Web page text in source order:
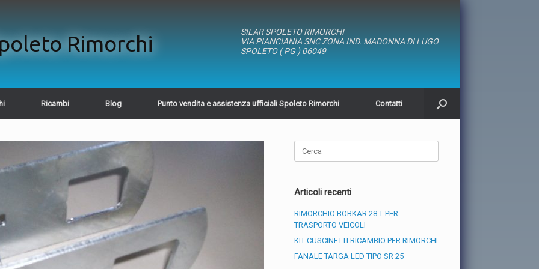
Rimorchi
SILAR SPOLETO RIMORCHI
VIA PIANCIANIA SNC ZONA IND. MADONNA DI LUGO
SPOLETO ( PG ) 06049
Ricambi Blog Punto vendita e assistenza ufficiali Spoleto Rimorchi Contatti
Articoli recenti
RIMORCHIO BOBKAR 28 T PER
TRASPORTO VEICOLI
KIT CUSCINETTI RICAMBIO PER RIMORCHI
FANALE TARGA LED TIPO SR 25